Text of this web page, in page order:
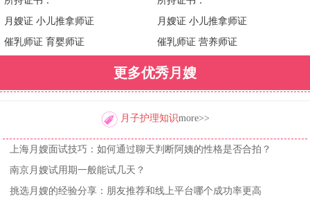
月嫂证 小儿推拿师证
催乳师证 育婴师证
月嫂证 小儿推拿师证
催乳师证 营养师证
更多优秀月嫂
月子护理知识more>>
上海月嫂面试技巧：如何通过聊天判断阿姨的性格是否合拍？
南京月嫂试用期一般能试几天？
挑选月嫂的经验分享：朋友推荐和线上平台哪个成功率更高